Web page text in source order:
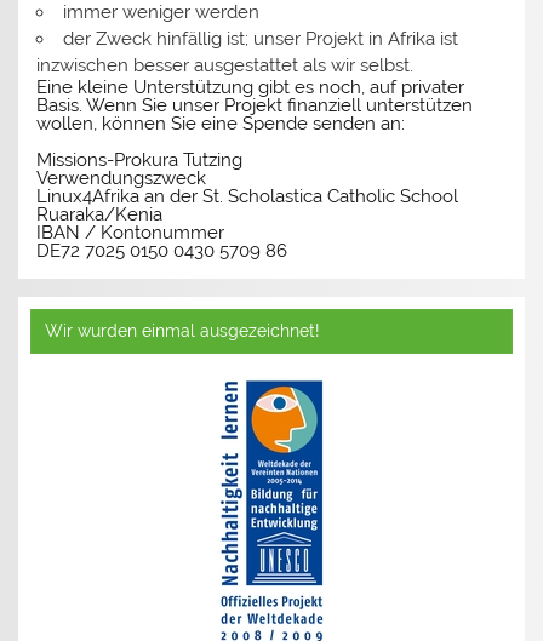
immer weniger werden
der Zweck hinfällig ist; unser Projekt in Afrika ist
inzwischen besser ausgestattet als wir selbst.
Eine kleine Unterstützung gibt es noch, auf privater
Basis. Wenn Sie unser Projekt finanziell unterstützen
wollen, können Sie eine Spende senden an:
Missions-Prokura Tutzing
Verwendungszweck
Linux4Afrika an der St. Scholastica Catholic School
Ruaraka/Kenia
IBAN / Kontonummer
DE72 7025 0150 0430 5709 86
Wir wurden einmal ausgezeichnet!